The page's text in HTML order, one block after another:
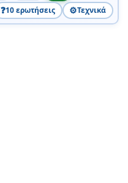
❓10 ερωτήσεις ⚙️Τεχνικά